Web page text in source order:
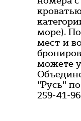
море).
мест и
можете
"Русь"
259-41-96